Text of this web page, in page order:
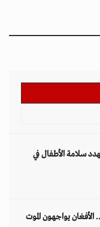
سلامة الأطفال في
الأفغان يواجهون الموت